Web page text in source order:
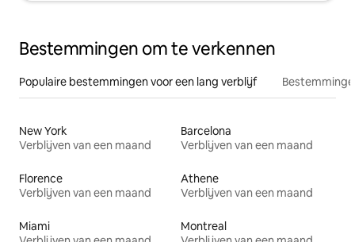
Bestemmingen om te verkennen
Populaire bestemmingen voor een lang verblijf
New York
Verblijven van een maand
Barcelona
Verblijven van een maand
Florence
Verblijven van een maand
Athene
Verblijven van een maand
Miami
Montreal